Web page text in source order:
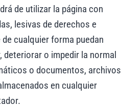
de utilizar la página con
lesivas de derechos e
cualquier forma puedan
deteriorar o impedir la normal
o documentos, archivos
en cualquier